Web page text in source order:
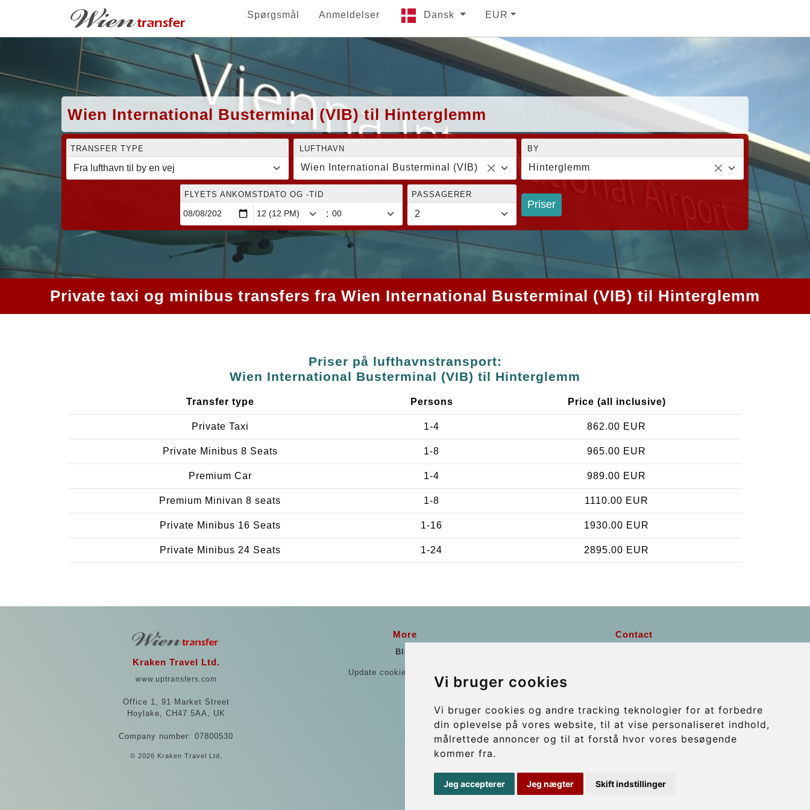
Vi bruger cookies
Vi bruger cookies og andre tracking teknologier for at forbedre
din oplevelse på vores website, til at vise personaliseret indhold,
målrettede annoncer og til at forstå hvor vores besøgende
kommer fra.
Jeg accepterer Jeg nægter Skift indstillinger
Spørgsmål Anmeldelser Dansk EUR
Wien International Busterminal (VIB) til Hinterglemm
TRANSFER TYPE LUFTHAVN
Wien International Busterminal (VIB)
BY
Hinterglemm
FLYETS ANKOMSTDATO OG -TID
:
PASSAGERER
Priser
Private taxi og minibus transfers fra Wien International Busterminal (VIB) til Hinterglemm
Priser på lufthavnstransport:
Wien International Busterminal (VIB) til Hinterglemm
Transfer type Persons Price (all inclusive)
Private Taxi 1-4 862.00 EUR
Private Minibus 8 Seats 1-8 965.00 EUR
Premium Car 1-4 989.00 EUR
Premium Minivan 8 seats 1-8 1110.00 EUR
Private Minibus 16 Seats 1-16 1930.00 EUR
Private Minibus 24 Seats 1-24 2895.00 EUR
Kraken Travel Ltd.
www.uptransfers.com
Office 1, 91 Market Street
Hoylake, CH47 5AA, UK
Company number: 07800530
© 2026 Kraken Travel Ltd.
More
Blog
Update cookies preferences
Contact
Secure Payment with STRIPE